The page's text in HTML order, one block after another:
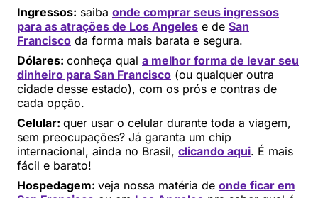
Ingressos: saiba onde comprar seus ingressos
para as atrações de Los Angeles e de San
Francisco da forma mais barata e segura.
Dólares: conheça qual a melhor forma de levar seu
dinheiro para San Francisco (ou qualquer outra
cidade desse estado), com os prós e contras de
cada opção.
Celular: quer usar o celular durante toda a viagem,
sem preocupações? Já garanta um chip
internacional, ainda no Brasil, clicando aqui. É mais
fácil e barato!
Hospedagem: veja nossa matéria de onde ficar em